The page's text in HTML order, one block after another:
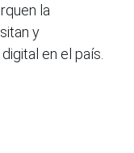
la
y
en el país.